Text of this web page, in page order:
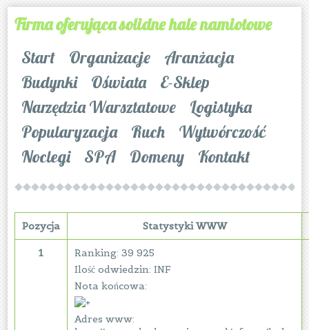
Firma oferująca solidne hale namiotowe
Start
Organizacje
Aranżacja
Budynki
Oświata
E-Sklep
Narzędzia Warsztatowe
Logistyka
Popularyzacja
Ruch
Wytwórczość
Noclegi
SPA Domeny Kontakt
Pozycja Statystyki WWW
1
Ranking: 39 925
Ilość odwiedzin: INF
Nota końcowa:
Adres www: